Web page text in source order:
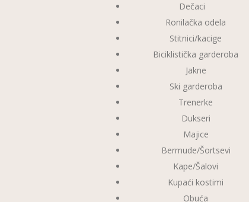
Dečaci
Ronilačka odela
Stitnici/kacige
Biciklistička garderoba
Jakne
Ski garderoba
Trenerke
Dukseri
Majice
Bermude/Šortsevi
Kape/Šalovi
Kupaći kostimi
Obuća